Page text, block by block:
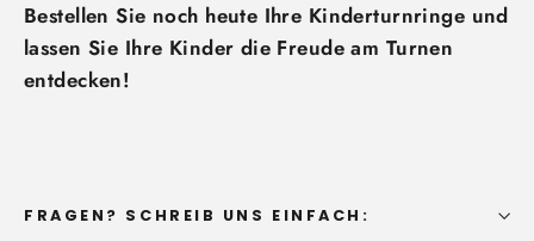
Bestellen Sie noch heute Ihre Kinderturnringe und
lassen Sie Ihre Kinder die Freude am Turnen
entdecken!
FRAGEN? SCHREIB UNS EINFACH: